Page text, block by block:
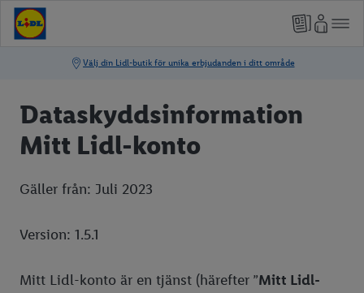
Dataskyddsinformation
Mitt Lidl-konto
Gäller från: Juli 2023
Version: 1.5.1
Mitt Lidl-konto är en tjänst (härefter ”Mitt Lidl-